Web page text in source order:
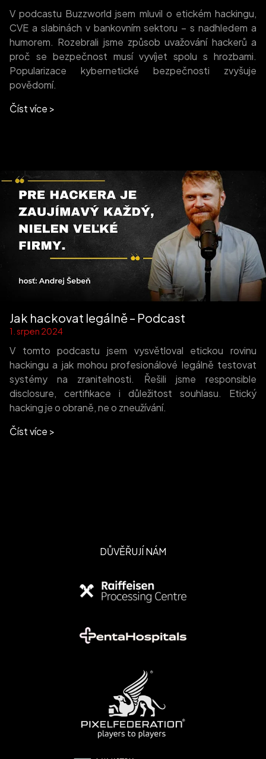
V podcastu Buzzworld jsem mluvil o etickém hackingu,
CVE a slabinách v bankovním sektoru – s nadhledem a
humorem. Rozebrali jsme způsob uvažování hackerů a
proč se bezpečnost musí vyvíjet spolu s hrozbami.
Popularizace kybernetické bezpečnosti zvyšuje
povědomí.
Číst více >
Jak hackovat legálně – Podcast
1. srpen 2024
V tomto podcastu jsem vysvětloval etickou rovinu
hackingu a jak mohou profesionálové legálně testovat
systémy na zranitelnosti. Řešili jsme responsible
disclosure, certifikace i důležitost souhlasu. Etický
hacking je o obraně, ne o zneužívání.
Číst více >
DŮVĚŘUJÍ NÁM